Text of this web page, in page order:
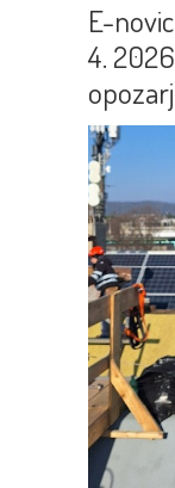
E-
4.